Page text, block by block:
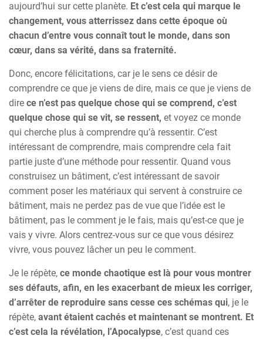
aujourd’hui sur cette planète. Et c’est cela qui marque le
changement, vous atterrissez dans cette époque où
chacun d’entre vous connaît tout le monde, dans son
cœur, dans sa vérité, dans sa fraternité.
Donc, encore félicitations, car je le sens ce désir de
comprendre ce que je viens de dire, mais ce que je viens de
dire ce n’est pas quelque chose qui se comprend, c’est
quelque chose qui se vit, se ressent, et voyez ce monde
qui cherche plus à comprendre qu’à ressentir. C’est
intéressant de comprendre, mais comprendre cela fait
partie juste d’une méthode pour ressentir. Quand vous
construisez un bâtiment, c’est intéressant de savoir
comment poser les matériaux qui servent à construire ce
bâtiment, mais ne perdez pas de vue que l’idée est le
bâtiment, pas le comment je le fais, mais qu’est-ce que je
vais y vivre. Alors centrez-vous sur ce que vous désirez
vivre, vous pouvez lâcher un peu le comment.
Je le répète, ce monde chaotique est là pour vous montrer
ses défauts, afin, en les exacerbant de mieux les corriger,
d’arrêter de reproduire sans cesse ces schémas qui, je le
répète, avant étaient cachés et maintenant se montrent. Et
c’est cela la révélation, l’Apocalypse, c’est quand ces